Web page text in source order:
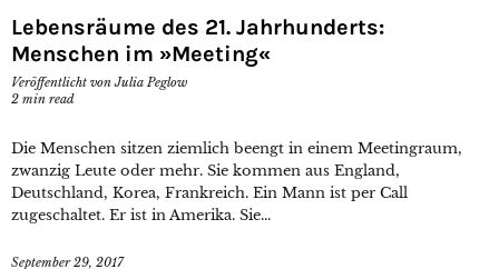
Lebensräume des 21. Jahrhunderts:
Menschen im »Meeting«
Veröffentlicht vonJulia Peglow
2 min read
Die Menschen sitzen ziemlich beengt in einem Meetingraum,
zwanzig Leute oder mehr. Sie kommen aus England,
Deutschland, Korea, Frankreich. Ein Mann ist per Call
zugeschaltet. Er ist in Amerika. Sie...
September 29, 2017